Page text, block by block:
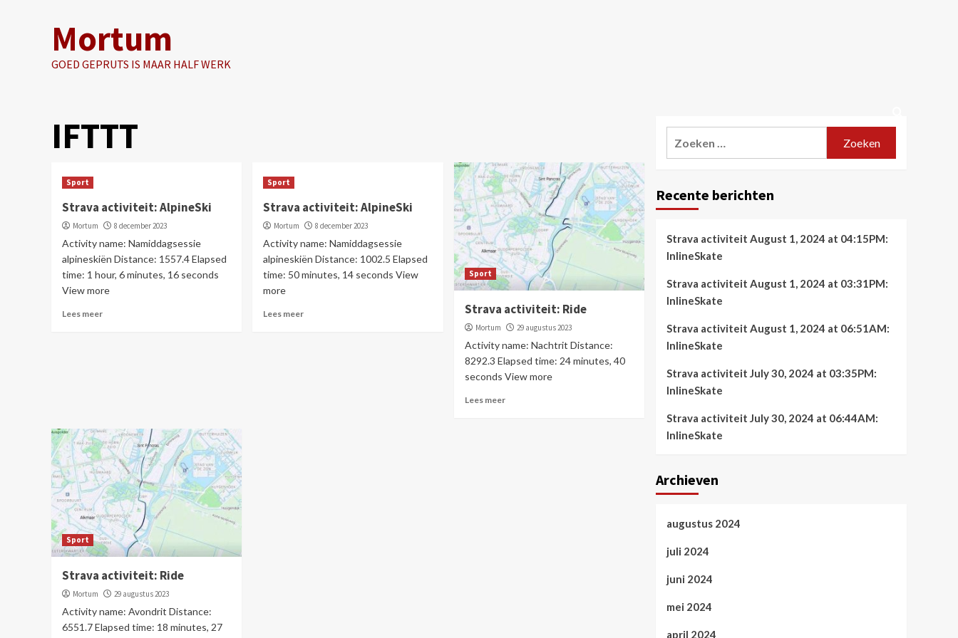
Mortum
GOED GEPRUTS IS MAAR HALF WERK
IFTTT
Sport
Strava activiteit: AlpineSki
Mortum 8 december 2023
Activity name: Namiddagsessie
alpineskiën Distance: 1557.4 Elapsed
time: 1 hour, 6 minutes, 16 seconds
View more
Lees meer
Sport
Strava activiteit: AlpineSki
Mortum 8 december 2023
Activity name: Namiddagsessie
alpineskiën Distance: 1002.5 Elapsed
time: 50 minutes, 14 seconds View
more
Lees meer
Sport
Strava activiteit: Ride
Mortum 29 augustus 2023
Activity name: Nachtrit Distance:
8292.3 Elapsed time: 24 minutes, 40
seconds View more
Lees meer
Sport
Strava activiteit: Ride
Mortum 29 augustus 2023
Activity name: Avondrit Distance:
6551.7 Elapsed time: 18 minutes, 27
Recente berichten
Strava activiteit August 1, 2024 at 04:15PM:
InlineSkate
Strava activiteit August 1, 2024 at 03:31PM:
InlineSkate
Strava activiteit August 1, 2024 at 06:51AM:
InlineSkate
Strava activiteit July 30, 2024 at 03:35PM:
InlineSkate
Strava activiteit July 30, 2024 at 06:44AM:
InlineSkate
Archieven
augustus 2024
juli 2024
juni 2024
mei 2024
april 2024